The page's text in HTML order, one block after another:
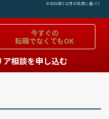
※2024年1-12月の実績に基づく
今すぐの
転職でなくてもOK
ア相談を申し込む